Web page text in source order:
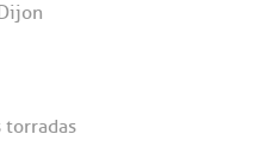
torradas